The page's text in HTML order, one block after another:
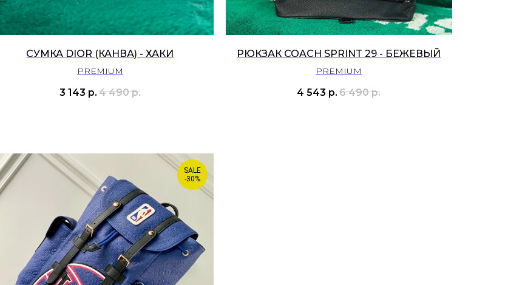
СУМКА DIOR (КАНВА) - ХАКИ
PREMIUM
3 143 р. 4 490 р.
РЮКЗАК COACH SPRINT 29 - БЕЖЕВЫЙ
PREMIUM
4 543 р. 6 490 р.
SALE
-30%